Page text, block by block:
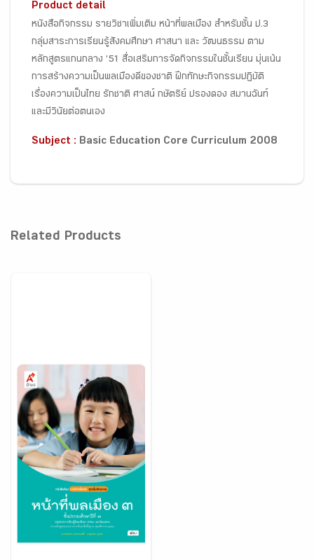
Product detail
หนังสือกิจกรรม รายวิชาเพิ่มเติม หน้าที่พลเมือง สำหรับชั้น ป.3
กลุ่มสาระการเรียนรู้สังคมศึกษา ศาสนา และ วัฒนธรรม ตาม
หลักสูตรแกนกลาง '51 สื่อเสริมการจัดกิจกรรมในชั้นเรียน มุ่นเน้น
การสร้างความเป็นพลเมืองดีของชาติ ฝึกทักษะกิจกรรมปฏิบัติ
เรื่องความเป็นไทย รักชาติ ศาสน์ กษัตริย์ ปรองดอง สมานฉันท์
และมีวินัยต่อตนเอง
Subject : Basic Education Core Curriculum 2008
Related Products